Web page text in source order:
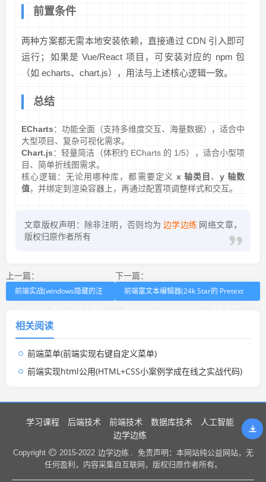
前置条件
两种方案都无需本地安装依赖，直接通过 CDN 引入即可
运行；如果是 Vue/React 项目，可安装对应的 npm 包
（如 echarts、chart.js），用法与上述核心逻辑一致。
总结
ECharts：功能全面（支持多维度交互、海量数据），适合中
大型项目、复杂可视化需求。
Chart.js：轻量简洁（体积约 ECharts 的 1/5），适合小型项
目、简单折线图需求。
核心逻辑：无论用哪种库，都需要定义 x 轴类目 、 y 轴数
值，并绑定到渲染容器上，再通过配置项调整样式和交互。
文章版权声明：除非注明，否则均为 边学边练 网络文章，
版权归原作者所有
上一篇：
前端实战(windows隐藏的注
实战密码)
下一篇：
前端富文本编辑器(24k Star的 Pretext
相关阅读
前端菜单(前端实现右键自定义菜单)
前端实现html公用(HTML+CSS小案例学成在线之实战代码)
学习课程 后端技术 前端技术 数据库技术
人工智能
边学边练
Copyright 2015-2022 边学边练 .
免责声明：本网站纯公益网站，无
任何盈利，内容采集自互联网，版权归原作者所有。